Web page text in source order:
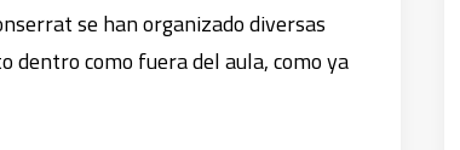
se han organizado diversas
dentro como fuera del aula, como ya